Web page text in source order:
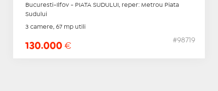
Bucuresti-Ilfov - PIATA SUDULUI, reper: Metrou Piata
Sudului
3 camere, 67 mp utili
130.000 €
#98719